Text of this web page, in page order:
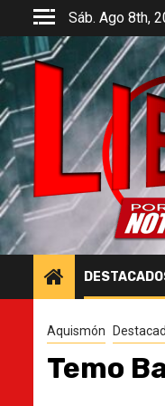
Saltar
contenido
Sáb. Ago 8th,
Aquismón
Temo